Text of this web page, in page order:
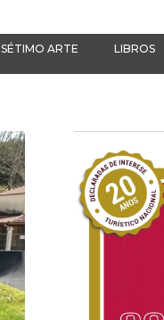
SÉTIMO ARTE LIBROS